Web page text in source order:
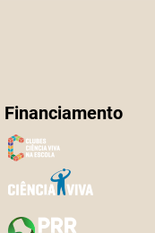
Financiamento